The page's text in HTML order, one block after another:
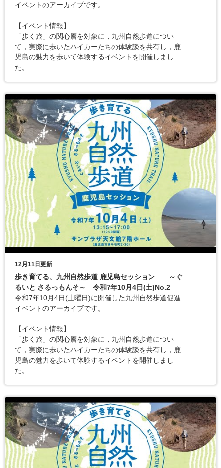
イベントのアーカイブです。
【イベント情報】
「歩く旅」の関心層を対象に，九州自然歩道につい
て，実際に歩いたハイカーたちの体験談を共有し，鹿
児島の魅力を歩いて体験するイベントを開催しまし
た。
12月11日更新
歩き育てる、九州自然歩道 鹿児島セッション ～ぐ
るいと さるっもんそ～ 令和7年10月4日(土)No.2
令和7年10月4日(土曜日)に開催した九州自然歩道促進
イベントのアーカイブです。
【イベント情報】
「歩く旅」の関心層を対象に，九州自然歩道につい
て，実際に歩いたハイカーたちの体験談を共有し，鹿
児島の魅力を歩いて体験するイベントを開催しまし
た。